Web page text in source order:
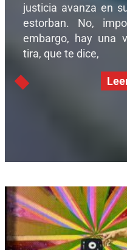
justicia avanza en
estorban. No,
embargo, hay una
tira, que te dice,